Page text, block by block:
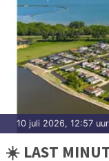
10 juli 2026, 12:57 uur
☀️ LAST